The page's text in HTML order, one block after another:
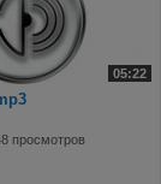
05:22
просмотров